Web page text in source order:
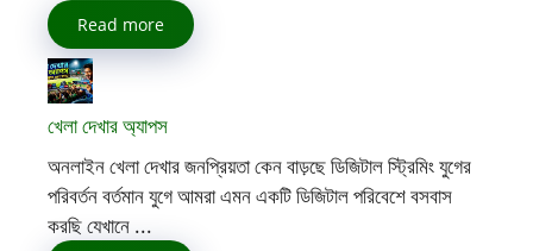
Read more
খেলা দেখার অ্যাপস
অনলাইন খেলা দেখার জনপ্রিয়তা কেন বাড়ছে ডিজিটাল স্ট্রিমিং যুগের
পরিবর্তন বর্তমান যুগে আমরা এমন একটি ডিজিটাল পরিবেশে বসবাস
করছি যেখানে ...